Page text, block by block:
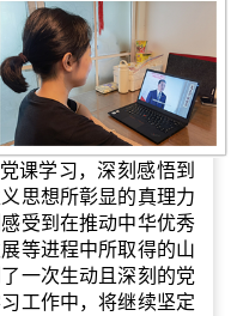
课学习，深刻感悟到
思想所彰显的真理力
受到在推动中华优秀
等进程中所取得的山
一次生动且深刻的党
工作中，将继续坚定